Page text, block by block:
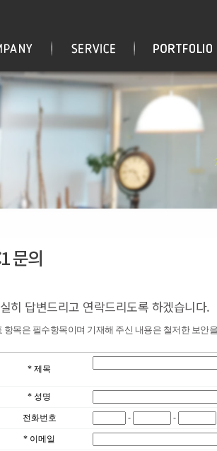
문의
히 답변드리고 연락드리도록 하겠습니다.
항목은 필수항목이며 기재해 주신 내용은 철저한 보안
* 제목
* 성명
전화번호 - -
* 이메일